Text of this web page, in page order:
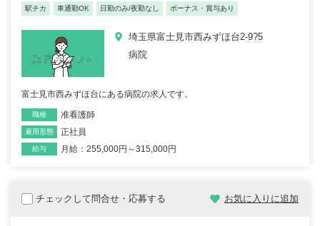
駅チカ 車通勤OK 日勤のみ/夜勤なし ボーナス・賞与あり
埼玉県富士見市西みずほ台2-9?5
病院
富士見市西みずほ台にある病院の求人です。
職種 准看護師
雇用形態 正社員
給与 月給：255,000円～315,000円
チェックして問合せ・応募する お気に入りに追加